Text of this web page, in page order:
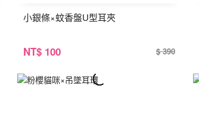
小銀條×蚊香盤U型耳夾
NT$ 100 $ 390